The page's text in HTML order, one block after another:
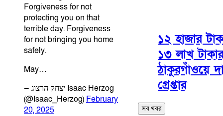
Forgiveness for not
protecting you on that
terrible day. Forgiveness
for not bringing you home
safely.
May…
— יצחק הרצוג Isaac Herzog
(@Isaac_Herzog) February
20, 2025
১২ হাজার
১৩ লাখ
ঠাকুরগাঁওয়ে
গ্রেপ্তার
সব খবর